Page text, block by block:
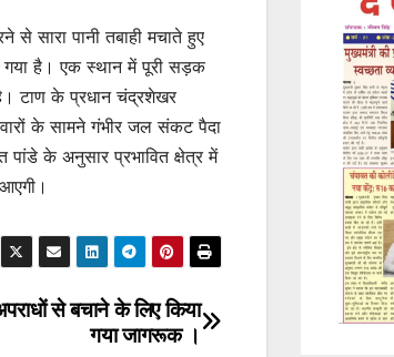
सारा पानी तबाही मचाते हुए
गया है। एक स्थान में पूरी सड़क
टाण के प्रधान चंद्रशेखर
के सामने गंभीर जल संकट पैदा
पांडे के अनुसार प्रभावित क्षेत्र में
से बचाने के लिए किया
गया जागरूक ।